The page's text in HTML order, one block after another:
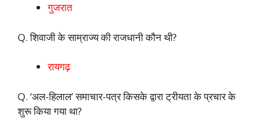
गुजरात
Q. शिवाजी के साम्राज्य की राजधानी कौन थी?
रायगढ़
Q. ‘अल-हिलाल’ समाचार-पत्र किसके द्वारा ट्रीयता के प्रचार के
शुरू किया गया था?